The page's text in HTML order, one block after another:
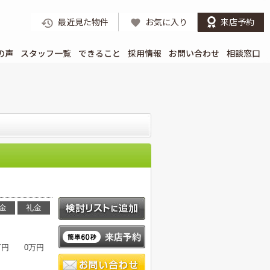
最近見た物件 お気に入り 来店予約
声 スタッフ一覧 できること 採用情報 お問い合わせ 相談窓口
礼金
0万円